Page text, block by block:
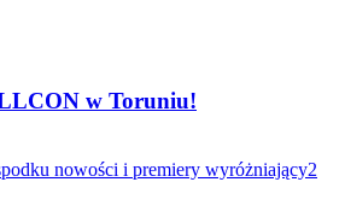
w Toruniu!